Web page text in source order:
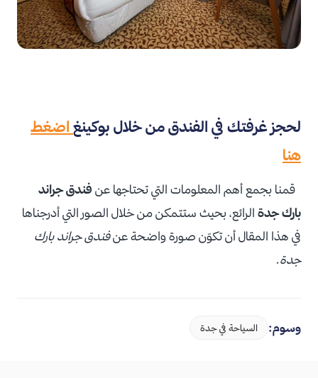
لحجز غرفتك في الفندق من خلال بوكينغ اضغط
هنا
قمنا بجمع أهم المعلومات التي تحتاجها عن فندق جراند
بارك جدة الرائع، بحيث ستتمكن من خلال الصور التي أدرجناها
في هذا المقال أن تكوّن صورة واضحة عنفندق جراند بارك
جدة.
وسوم: السياحة في جدة